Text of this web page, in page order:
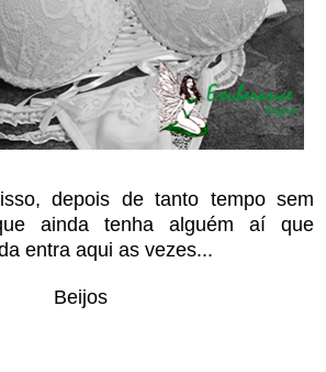
depois de tanto tempo sem
ainda tenha alguém aí que
entra aqui as vezes...
Beijos